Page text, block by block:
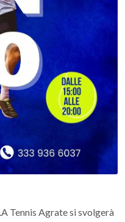
Tennis Agrate si svolgerà